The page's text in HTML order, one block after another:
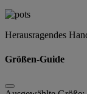
Herausragendes
Größen-Guide